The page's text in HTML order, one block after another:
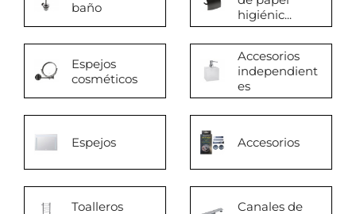
baño
higiénic...
Espejos
cosméticos
Accesorios
independient
es
Espejos Accesorios
Toalleros
Canales de